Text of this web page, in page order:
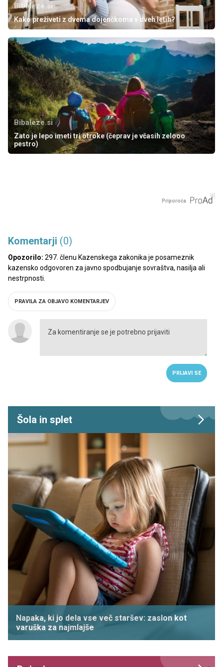
Bibaleze.si
Kako preživeti z dvema dojenčkoma v dveh letih?
Bibaleze.si
Zato je lepo imeti tri otroke (čeprav je včasih zelooo
pestro)
Priporoča
Komentarji (0)
Opozorilo: 297. členu Kazenskega zakonika je posameznik
kazensko odgovoren za javno spodbujanje sovraštva, nasilja ali
nestrpnosti.
PRAVILA ZA OBJAVO KOMENTARJEV
PRIJAVI SE
Šola in splet
Napaka, ki jo dela vse več staršev: zaslon kot
varuška za najmlajše